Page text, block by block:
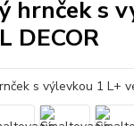
hrnček s
DECOR